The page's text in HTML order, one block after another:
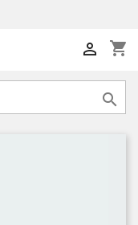
shopping_cart

